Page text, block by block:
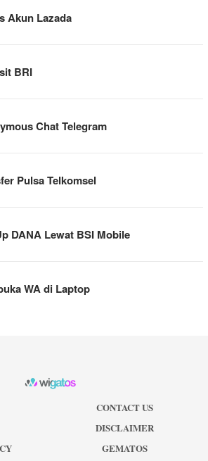
Akun Lazada
BRI
Chat Telegram
Pulsa Telkomsel
DANA Lewat BSI Mobile
WA di Laptop
CONTACT US
DISCLAIMER
GEMATOS